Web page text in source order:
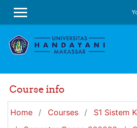
SIDE PANEL
Course info
Home Courses
S1 Sistem